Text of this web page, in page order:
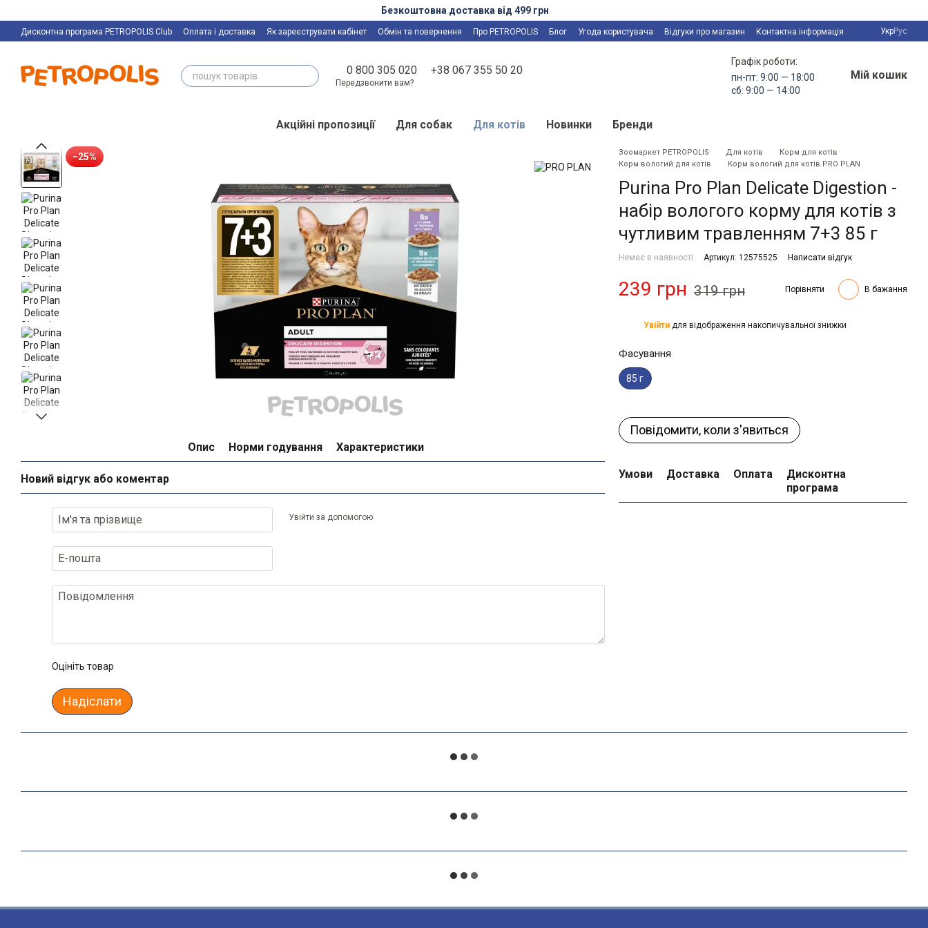
Безкоштовна доставка від 499 грн
Дисконтна програма PETROPOLIS Club Оплата і доставка Як зареєструвати кабінет Обмін та повернення Про PETROPOLIS Блог Угода користувача Відгуки про магазин Контактна інформація УкрРус
0 800 305 020 +38 067 355 50 20
Передзвонити вам?
Графік роботи:
пн-пт: 9:00 — 18:00
сб: 9:00 — 14:00
Мій кошик
Акційні пропозиції Для собак Для котів Новинки Бренди
−25%
Опис Норми годування Характеристики
Новий відгук або коментар
Увійти за допомогою
Оцініть товар
Надіслати
Зоомаркет PETROPOLIS Для котів
Корм для котів
Корм вологий для котів
Корм вологий для котів PRO PLAN
Purina Pro Plan Delicate Digestion -
набір вологого корму для котів з
чутливим травленням 7+3 85 г
Немає в наявності Артикул: 12575525 Написати відгук
239 грн 319 грн Порівняти В бажання
Увійти для відображення накопичувальної знижки
Фасування
85 г
Повідомити, коли з'явиться
Умови Доставка Оплата
Дисконтна
програма